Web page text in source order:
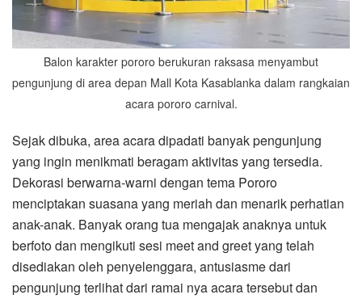
Balon karakter pororo berukuran raksasa menyambut
pengunjung di area depan Mall Kota Kasablanka dalam rangkaian
acara pororo carnival.
Sejak dibuka, area acara dipadati banyak pengunjung
yang ingin menikmati beragam aktivitas yang tersedia.
Dekorasi berwarna-warni dengan tema Pororo
menciptakan suasana yang meriah dan menarik perhatian
anak-anak. Banyak orang tua mengajak anaknya untuk
berfoto dan mengikuti sesi meet and greet yang telah
disediakan oleh penyelenggara, antusiasme dari
pengunjung terlihat dari ramai nya acara tersebut dan